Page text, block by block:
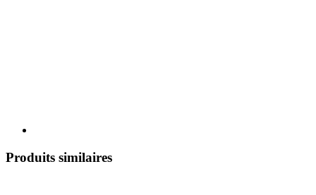
Produits similaires